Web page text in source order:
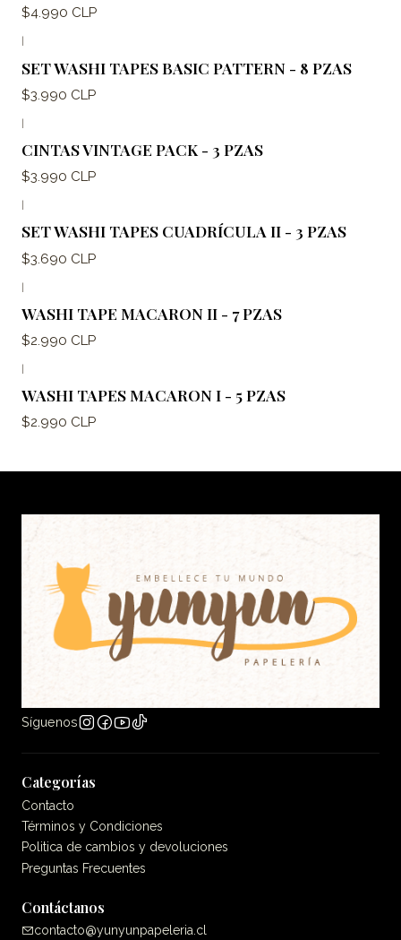
$4.990 CLP
SET WASHI TAPES BASIC PATTERN - 8 PZAS
$3.990 CLP
|
CINTAS VINTAGE PACK - 3 PZAS
$3.990 CLP
SET WASHI TAPES CUADRÍCULA II - 3 PZAS
$3.690 CLP
|
WASHI TAPE MACARON II - 7 PZAS
$2.990 CLP
WASHI TAPES MACARON I - 5 PZAS
$2.990 CLP
Síguenos
Categorías
Contacto
Términos y Condiciones
Politica de cambios y devoluciones
Preguntas Frecuentes
Contáctanos
contacto@yunyunpapeleria.cl